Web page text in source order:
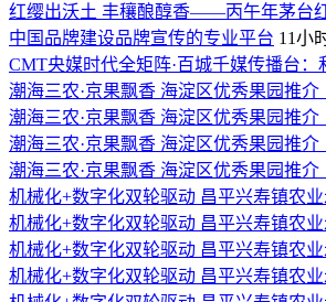
红缨出沃土 丰穰酿醇香——丙午年茅台
中国品牌建设品牌宣传的专业平台 11小
CMT央媒时代全矩阵·百城千媒传播台
潮海三农·京果飘香 海淀区优秀果园推
潮海三农·京果飘香 海淀区优秀果园推
潮海三农·京果飘香 海淀区优秀果园推
潮海三农·京果飘香 海淀区优秀果园推
机械化+数字化双轮驱动 昌平兴寿镇农
机械化+数字化双轮驱动 昌平兴寿镇农
机械化+数字化双轮驱动 昌平兴寿镇农
机械化+数字化双轮驱动 昌平兴寿镇农